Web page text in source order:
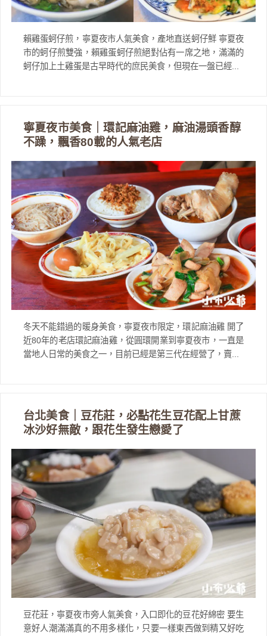
賴雞蛋蚵仔煎，寧夏夜市人氣美食，產地直送蚵仔鮮 寧夏夜
市的蚵仔煎雙強，賴雞蛋蚵仔煎絕對佔有一席之地，滿滿的
蚵仔加上土雞蛋是古早時代的庶民美食，但現在一盤已經...
寧夏夜市美食｜環記麻油雞，麻油湯頭香醇
不躁，飄香80載的人氣老店
冬天不能錯過的暖身美食，寧夏夜市限定，環記麻油雞 開了
近80年的老店環記麻油雞，從圓環開業到寧夏夜市，一直是
當地人日常的美食之一，目前已經是第三代在經營了，賣...
台北美食｜豆花莊，必點花生豆花配上甘蔗
冰沙好無敵，跟花生發生戀愛了
豆花莊，寧夏夜市旁人氣美食，入口即化的豆花好綿密 要生
意好人潮滿滿真的不用多樣化，只要一樣東西做到精又好吃